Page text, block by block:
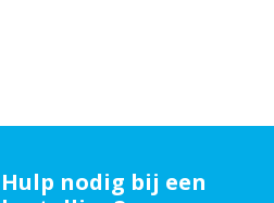
Hulp nodig bij een